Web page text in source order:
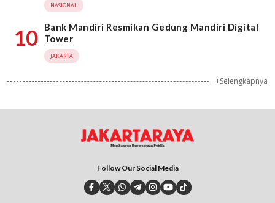
NASIONAL
10
Bank Mandiri Resmikan Gedung Mandiri Digital
Tower
JAKARTA
+Selengkapnya
Follow Our Social Media